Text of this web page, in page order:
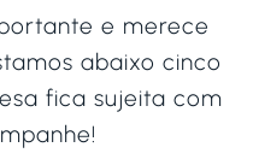
e merece
abaixo cinco
fica sujeita com